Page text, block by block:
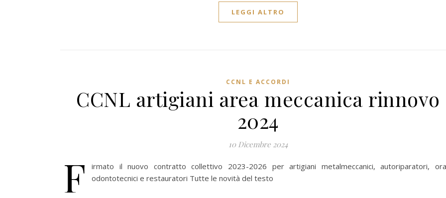
LEGGI ALTRO
CCNL E ACCORDI
CCNL artigiani area meccanica rinnovo
2024
10 Dicembre 2024
F
irmato il nuovo contratto collettivo 2023-2026 per artigiani metalmeccanici, autoriparatori,
odontotecnici e restauratori Tutte le novità del testo